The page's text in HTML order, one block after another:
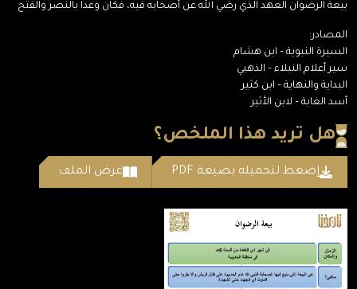
بيعة الرضوان العهد الذي رضي الله عن أصحابه فيه، فكان وعداً بالنصر والفتح
المصادر:
السيرة النبوية – ابن هشام
سير أعلام النبلاء – الذهبي
البداية والنهاية – ابن كثير
أسد الغابة – لابن الأثير
هل تريد هذا الملخص؟
إضغط لتحميله بصيغة PDF عرض الملف